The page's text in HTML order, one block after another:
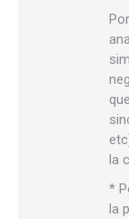
la
*
la